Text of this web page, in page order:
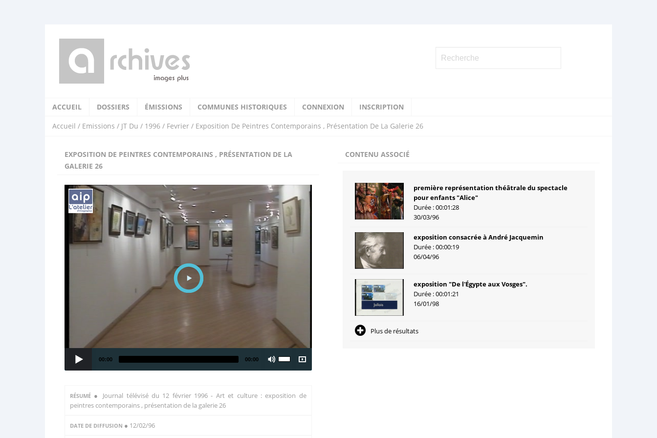
ACCUEIL DOSSIERS ÉMISSIONS COMMUNES HISTORIQUES CONNEXION INSCRIPTION
Accueil / Emissions / JT Du / 1996 / Fevrier / Exposition De Peintres Contemporains , Présentation De La Galerie 26
EXPOSITION DE PEINTRES CONTEMPORAINS , PRÉSENTATION DE LA
GALERIE 26
00:00 00:00
RÉSUMÉ ● Journal télévisé du 12 février 1996 - Art et culture : exposition de
peintres contemporains , présentation de la galerie 26
DATE DE DIFFUSION ● 12/02/96
CONTENU ASSOCIÉ
première représentation théâtrale du spectacle
pour enfants "Alice"
Durée : 00:01:28
30/03/96
exposition consacrée à André Jacquemin
Durée : 00:00:19
06/04/96
exposition "De l'Égypte aux Vosges".
Durée : 00:01:21
16/01/98
Plus de résultats